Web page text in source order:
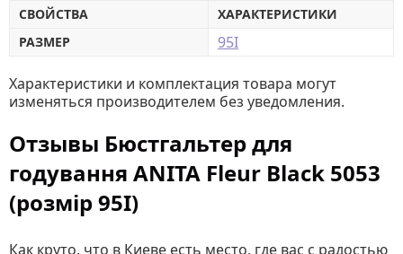
СВОЙСТВА
ХАРАКТЕРИСТИКИ
РАЗМЕР
95I
Характеристики и комплектация товара могут
изменяться производителем без уведомления.
Отзывы Бюстгальтер для
годування ANITA Fleur Black 5053
(розмір 95I)
Как круто, что в Киеве есть место, где вас с радостью